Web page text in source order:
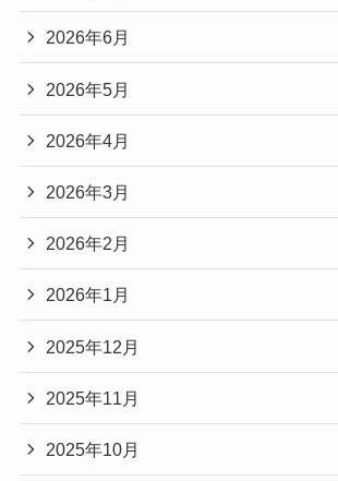
2026年6月
2026年5月
2026年4月
2026年3月
2026年2月
2026年1月
2025年12月
2025年11月
2025年10月